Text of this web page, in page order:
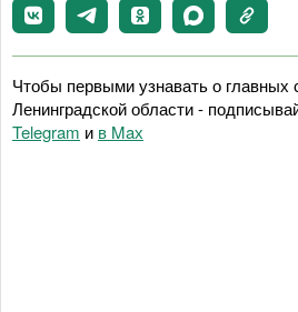
Чтобы первыми узнавать о главных
Ленинградской области -
Telegram и в Maх